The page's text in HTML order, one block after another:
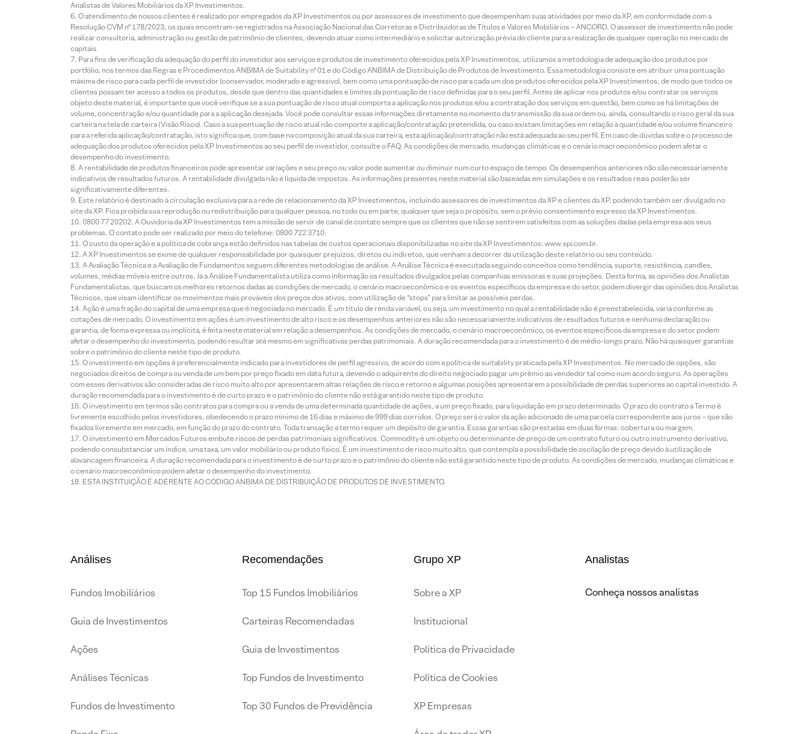
Analistas de Valores Mobiliários da XP Investimentos.
O atendimento de nossos clientes é realizado por empregados da XP Investimentos ou por assessores de investimento que desempenham suas atividades por meio da XP, em conformidade com a
Resolução CVM nº 178/2023, os quais encontram-se registrados na Associação Nacional das Corretoras e Distribuidoras de Títulos e Valores Mobiliários – ANCORD. O assessor de investimento não pode
realizar consultoria, administração ou gestão de patrimônio de clientes, devendo atuar como intermediário e solicitar autorização prévia do cliente para a realização de qualquer operação no mercado de
capitais.
Para fins de verificação da adequação do perfil do investidor aos serviços e produtos de investimento oferecidos pela XP Investimentos, utilizamos a metodologia de adequação dos produtos por
portfólio, nos termos das Regras e Procedimentos ANBIMA de Suitability nº 01 e do Código ANBIMA de Distribuição de Produtos de Investimento. Essa metodologia consiste em atribuir uma pontuação
máxima de risco para cada perfil de investidor (conservador, moderado e agressivo), bem como uma pontuação de risco para cada um dos produtos oferecidos pela XP Investimentos, de modo que todos os
clientes possam ter acesso a todos os produtos, desde que dentro das quantidades e limites da pontuação de risco definidas para o seu perfil. Antes de aplicar nos produtos e/ou contratar os serviços
objeto deste material, é importante que você verifique se a sua pontuação de risco atual comporta a aplicação nos produtos e/ou a contratação dos serviços em questão, bem como se há limitações de
volume, concentração e/ou quantidade para a aplicação desejada. Você pode consultar essas informações diretamente no momento da transmissão da sua ordem ou, ainda, consultando o risco geral da sua
carteira na tela de carteira (Visão Risco). Caso a sua pontuação de risco atual não comporte a aplicação/contratação pretendida, ou caso existam limitações em relação à quantidade e/ou volume financeiro
para a referida aplicação/contratação, isto significa que, com base na composição atual da sua carteira, esta aplicação/contratação não está adequada ao seu perfil. Em caso de dúvidas sobre o processo de
adequação dos produtos oferecidos pela XP Investimentos ao seu perfil de investidor, consulte o FAQ. As condições de mercado, mudanças climáticas e o cenário macroeconômico podem afetar o
desempenho do investimento.
A rentabilidade de produtos financeiros pode apresentar variações e seu preço ou valor pode aumentar ou diminuir num curto espaço de tempo. Os desempenhos anteriores não são necessariamente
indicativos de resultados futuros. A rentabilidade divulgada não é líquida de impostos. As informações presentes neste material são baseadas em simulações e os resultados reais poderão ser
significativamente diferentes.
Este relatório é destinado à circulação exclusiva para a rede de relacionamento da XP Investimentos, incluindo assessores de investimentos da XP e clientes da XP, podendo também ser divulgado no
site da XP. Fica proibida sua reprodução ou redistribuição para qualquer pessoa, no todo ou em parte, qualquer que seja o propósito, sem o prévio consentimento expresso da XP Investimentos.
0800 77 20202. A Ouvidoria da XP Investimentos tem a missão de servir de canal de contato sempre que os clientes que não se sentirem satisfeitos com as soluções dadas pela empresa aos seus
problemas. O contato pode ser realizado por meio do telefone: 0800 722 3710.
O custo da operação e a política de cobrança estão definidos nas tabelas de custos operacionais disponibilizadas no site da XP Investimentos: www.xpi.com.br.
A XP Investimentos se exime de qualquer responsabilidade por quaisquer prejuízos, diretos ou indiretos, que venham a decorrer da utilização deste relatório ou seu conteúdo.
A Avaliação Técnica e a Avaliação de Fundamentos seguem diferentes metodologias de análise. A Análise Técnica é executada seguindo conceitos como tendência, suporte, resistência, candles,
volumes, médias móveis entre outros. Já a Análise Fundamentalista utiliza como informação os resultados divulgados pelas companhias emissoras e suas projeções. Desta forma, as opiniões dos Analistas
Fundamentalistas, que buscam os melhores retornos dadas as condições de mercado, o cenário macroeconômico e os eventos específicos da empresa e do setor, podem divergir das opiniões dos Analistas
Técnicos, que visam identificar os movimentos mais prováveis dos preços dos ativos, com utilização de “stops” para limitar as possíveis perdas.
Ação é uma fração do capital de uma empresa que é negociada no mercado. É um título de renda variável, ou seja, um investimento no qual a rentabilidade não é preestabelecida, varia conforme as
cotações de mercado. O investimento em ações é um investimento de alto risco e os desempenhos anteriores não são necessariamente indicativos de resultados futuros e nenhuma declaração ou
garantia, de forma expressa ou implícita, é feita neste material em relação a desempenhos. As condições de mercado, o cenário macroeconômico, os eventos específicos da empresa e do setor podem
afetar o desempenho do investimento, podendo resultar até mesmo em significativas perdas patrimoniais. A duração recomendada para o investimento é de médio-longo prazo. Não há quaisquer garantias
sobre o patrimônio do cliente neste tipo de produto.
O investimento em opções é preferencialmente indicado para investidores de perfil agressivo, de acordo com a política de suitability praticada pela XP Investimentos. No mercado de opções, são
negociados direitos de compra ou venda de um bem por preço fixado em data futura, devendo o adquirente do direito negociado pagar um prêmio ao vendedor tal como num acordo seguro. As operações
com esses derivativos são consideradas de risco muito alto por apresentarem altas relações de risco e retorno e algumas posições apresentarem a possibilidade de perdas superiores ao capital investido. A
duração recomendada para o investimento é de curto prazo e o patrimônio do cliente não está garantido neste tipo de produto.
O investimento em termos são contratos para compra ou a venda de uma determinada quantidade de ações, a um preço fixado, para liquidação em prazo determinado. O prazo do contrato a Termo é
livremente escolhido pelos investidores, obedecendo o prazo mínimo de 16 dias e máximo de 999 dias corridos. O preço será o valor da ação adicionado de uma parcela correspondente aos juros – que são
fixados livremente em mercado, em função do prazo do contrato. Toda transação a termo requer um depósito de garantia. Essas garantias são prestadas em duas formas: cobertura ou margem.
O investimento em Mercados Futuros embute riscos de perdas patrimoniais significativos. Commodity é um objeto ou determinante de preço de um contrato futuro ou outro instrumento derivativo,
podendo consubstanciar um índice, uma taxa, um valor mobiliário ou produto físico. É um investimento de risco muito alto, que contempla a possibilidade de oscilação de preço devido à utilização de
alavancagem financeira. A duração recomendada para o investimento é de curto prazo e o patrimônio do cliente não está garantido neste tipo de produto. As condições de mercado, mudanças climáticas e
o cenário macroeconômico podem afetar o desempenho do investimento.
ESTA INSTITUIÇÃO É ADERENTE AO CÓDIGO ANBIMA DE DISTRIBUIÇÃO DE PRODUTOS DE INVESTIMENTO.
Análises
Fundos Imobiliários
Guia de Investimentos
Ações
Análises Técnicas
Fundos de Investimento
Recomendações
Top 15 Fundos Imobiliários
Carteiras Recomendadas
Guia de Investimentos
Top Fundos de Investimento
Top 30 Fundos de Previdência
Grupo XP
Sobre a XP
Institucional
Política de Privacidade
Política de Cookies
XP Empresas
Analistas
Conheça nossos analistas